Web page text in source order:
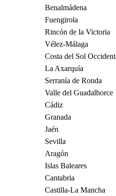
Benalmádena
Fuengirola
Rincón de la Victoria
Vélez-Málaga
Costa del Sol
La Axarquía
Serranía de Ronda
Valle del Guadalhorce
Cádiz
Granada
Jaén
Sevilla
Aragón
Islas Baleares
Cantabria
Castilla-La Mancha